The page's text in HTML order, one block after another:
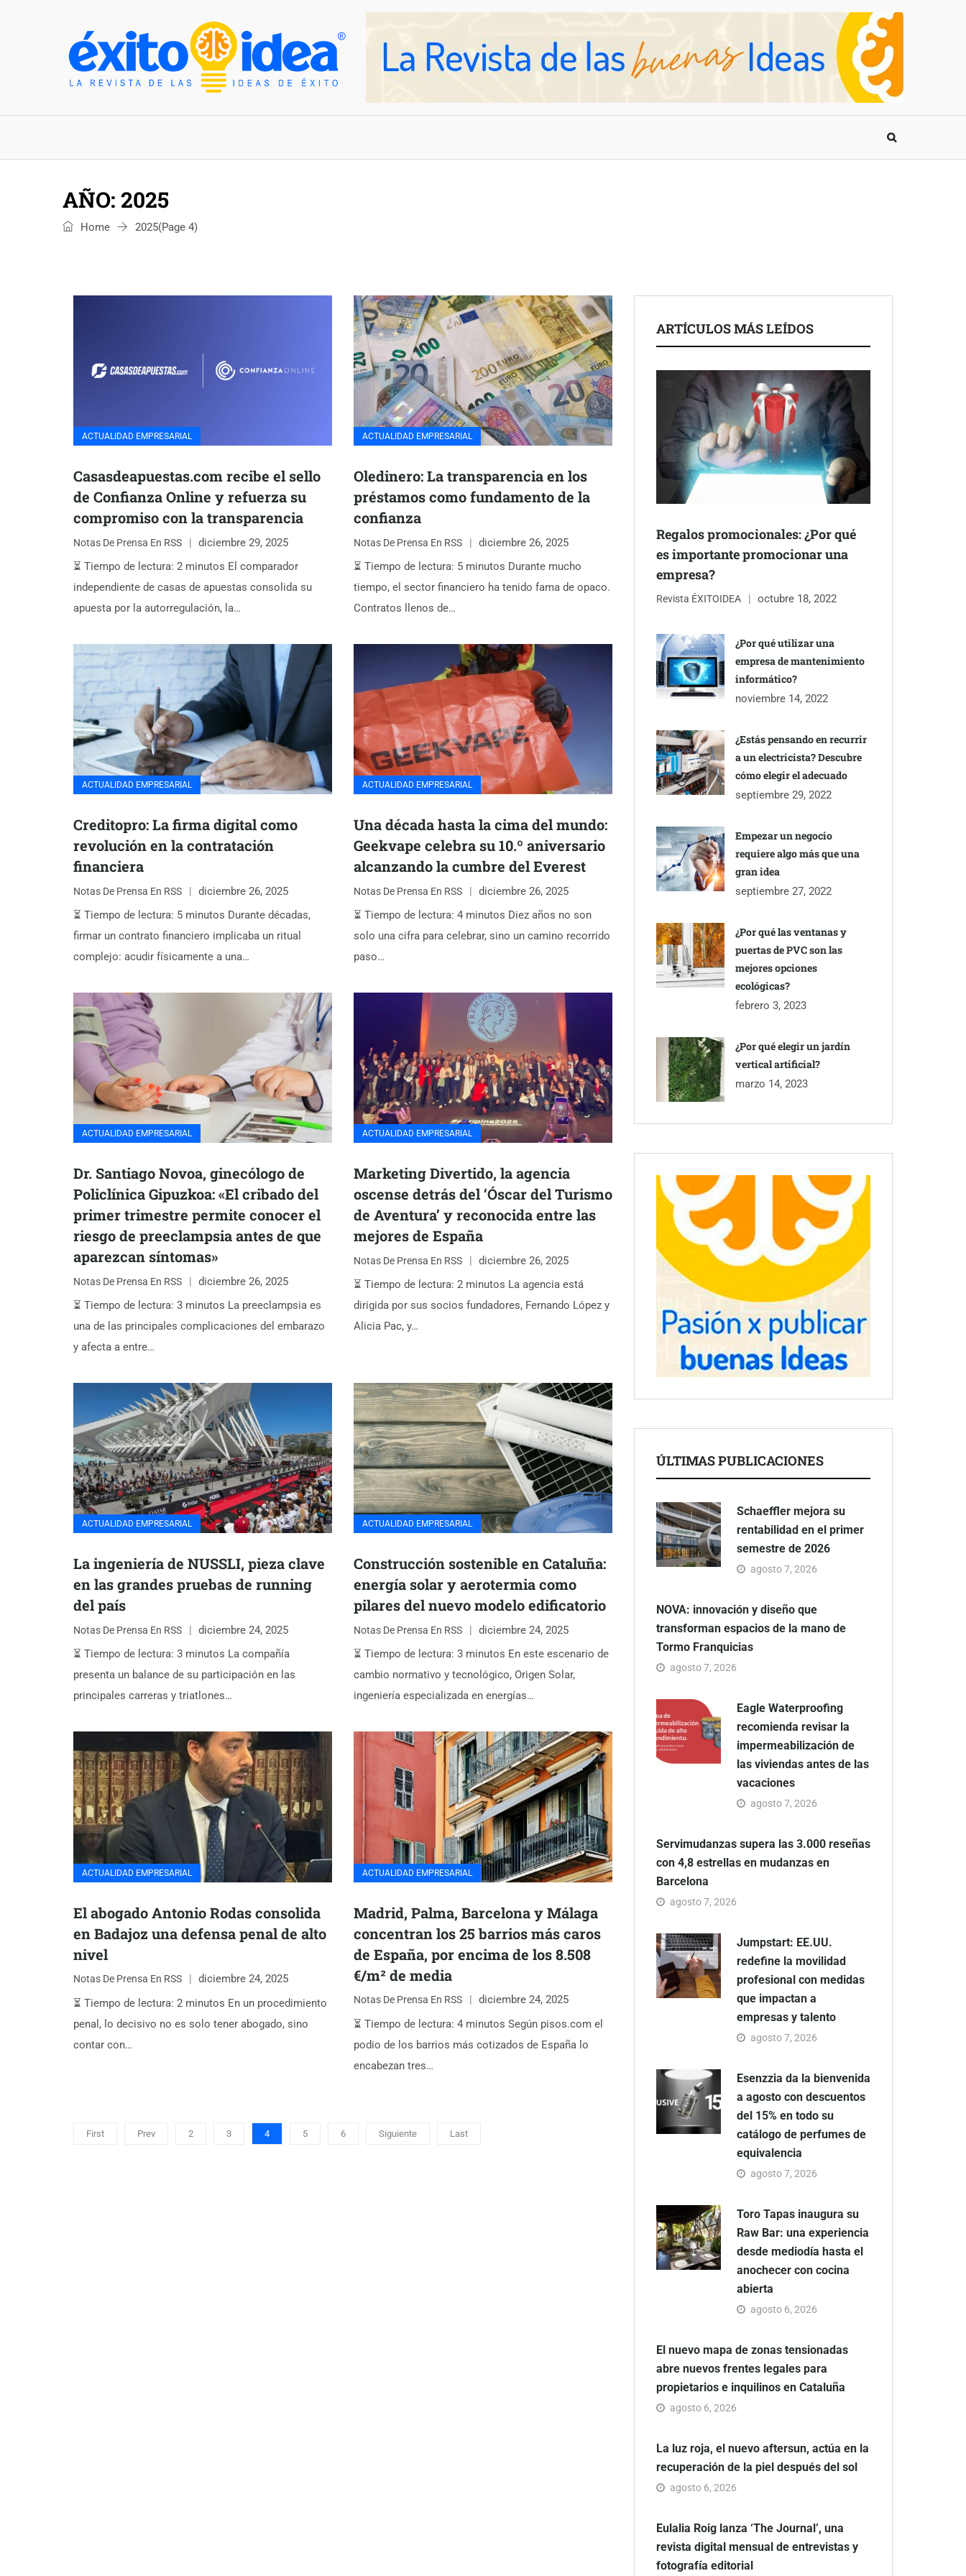
AÑO: 2025
Home 2025(Page 4)
ACTUALIDAD EMPRESARIAL
Casasdeapuestas.com recibe el sello
de Confianza Online y refuerza su
compromiso con la transparencia
Notas De Prensa En RSS
diciembre 29, 2025
⏳ Tiempo de lectura: 2 minutos El comparador
independiente de casas de apuestas consolida su
apuesta por la autorregulación, la…
ACTUALIDAD EMPRESARIAL
Oledinero: La transparencia en los
préstamos como fundamento de la
confianza
Notas De Prensa En RSS
diciembre 26, 2025
⏳ Tiempo de lectura: 5 minutos Durante mucho
tiempo, el sector financiero ha tenido fama de opaco.
Contratos llenos de…
ACTUALIDAD EMPRESARIAL
Creditopro: La firma digital como
revolución en la contratación
financiera
Notas De Prensa En RSS
diciembre 26, 2025
⏳ Tiempo de lectura: 5 minutos Durante décadas,
firmar un contrato financiero implicaba un ritual
complejo: acudir físicamente a una…
ACTUALIDAD EMPRESARIAL
Una década hasta la cima del mundo:
Geekvape celebra su 10.º aniversario
alcanzando la cumbre del Everest
Notas De Prensa En RSS
diciembre 26, 2025
⏳ Tiempo de lectura: 4 minutos Diez años no son
solo una cifra para celebrar, sino un camino recorrido
paso…
ACTUALIDAD EMPRESARIAL
Dr. Santiago Novoa, ginecólogo de
Policlínica Gipuzkoa: «El cribado del
primer trimestre permite conocer el
riesgo de preeclampsia antes de que
aparezcan síntomas»
Notas De Prensa En RSS
diciembre 26, 2025
⏳ Tiempo de lectura: 3 minutos La preeclampsia es
una de las principales complicaciones del embarazo
y afecta a entre…
ACTUALIDAD EMPRESARIAL
Marketing Divertido, la agencia
oscense detrás del ‘Óscar del Turismo
de Aventura’ y reconocida entre las
mejores de España
Notas De Prensa En RSS
diciembre 26, 2025
⏳ Tiempo de lectura: 2 minutos La agencia está
dirigida por sus socios fundadores, Fernando López y
Alicia Pac, y…
ACTUALIDAD EMPRESARIAL
La ingeniería de NUSSLI, pieza clave
en las grandes pruebas de running
del país
Notas De Prensa En RSS
diciembre 24, 2025
⏳ Tiempo de lectura: 3 minutos La compañía
presenta un balance de su participación en las
principales carreras y triatlones…
ACTUALIDAD EMPRESARIAL
Construcción sostenible en Cataluña:
energía solar y aerotermia como
pilares del nuevo modelo edificatorio
Notas De Prensa En RSS
diciembre 24, 2025
⏳ Tiempo de lectura: 3 minutos En este escenario de
cambio normativo y tecnológico, Origen Solar,
ingeniería especializada en energías…
ACTUALIDAD EMPRESARIAL
El abogado Antonio Rodas consolida
en Badajoz una defensa penal de alto
nivel
Notas De Prensa En RSS
diciembre 24, 2025
⏳ Tiempo de lectura: 2 minutos En un procedimiento
penal, lo decisivo no es solo tener abogado, sino
contar con…
ACTUALIDAD EMPRESARIAL
Madrid, Palma, Barcelona y Málaga
concentran los 25 barrios más caros
de España, por encima de los 8.508
€/m² de media
Notas De Prensa En RSS
diciembre 24, 2025
⏳ Tiempo de lectura: 4 minutos Según pisos.com el
podio de los barrios más cotizados de España lo
encabezan tres…
First Prev 2 3 4 5 6 Siguiente Last
ARTÍCULOS MÁS LEÍDOS
Regalos promocionales: ¿Por qué
es importante promocionar una
empresa?
Revista ÉXITOIDEA octubre 18, 2022
¿Por qué utilizar una
empresa de mantenimiento
informático?
noviembre 14, 2022
¿Estás pensando en recurrir
a un electricista? Descubre
cómo elegir el adecuado
septiembre 29, 2022
Empezar un negocio
requiere algo más que una
gran idea
septiembre 27, 2022
¿Por qué las ventanas y
puertas de PVC son las
mejores opciones
ecológicas?
febrero 3, 2023
¿Por qué elegir un jardín
vertical artificial?
marzo 14, 2023
ÚLTIMAS PUBLICACIONES
Schaeffler mejora su
rentabilidad en el primer
semestre de 2026
agosto 7, 2026
NOVA: innovación y diseño que
transforman espacios de la mano de
Tormo Franquicias
agosto 7, 2026
Eagle Waterproofing
recomienda revisar la
impermeabilización de
las viviendas antes de las
vacaciones
agosto 7, 2026
Servimudanzas supera las 3.000 reseñas
con 4,8 estrellas en mudanzas en
Barcelona
agosto 7, 2026
Jumpstart: EE.UU.
redefine la movilidad
profesional con medidas
que impactan a
empresas y talento
agosto 7, 2026
Esenzzia da la bienvenida
a agosto con descuentos
del 15% en todo su
catálogo de perfumes de
equivalencia
agosto 7, 2026
Toro Tapas inaugura su
Raw Bar: una experiencia
desde mediodía hasta el
anochecer con cocina
abierta
agosto 6, 2026
El nuevo mapa de zonas tensionadas
abre nuevos frentes legales para
propietarios e inquilinos en Cataluña
agosto 6, 2026
La luz roja, el nuevo aftersun, actúa en la
recuperación de la piel después del sol
agosto 6, 2026
Eulalia Roig lanza ‘The Journal’, una
revista digital mensual de entrevistas y
fotografía editorial